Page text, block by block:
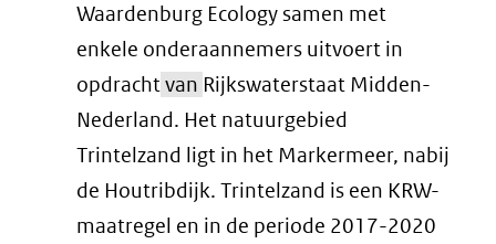
Waardenburg Ecology samen met
enkele onderaannemers uitvoert in
opdrachtvan Rijkswaterstaat Midden-
Nederland. Het natuurgebied
Trintelzand ligt in het Markermeer, nabij
de Houtribdijk. Trintelzand is een KRW-
maatregel en in de periode 2017-2020